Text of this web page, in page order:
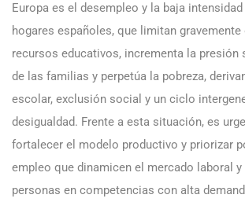
Europa es el desempleo y la baja
hogares españoles, que limitan
recursos educativos, incrementa la
de las familias y perpetúa la pobreza,
escolar, exclusión social y un ciclo
desigualdad. Frente a esta situación, es
fortalecer el modelo productivo y priorizar
empleo que dinamicen el mercado laboral
personas en competencias con alta